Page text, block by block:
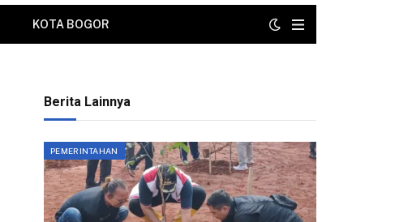
KOTA BOGOR
Berita Lainnya
PEMERINTAHAN